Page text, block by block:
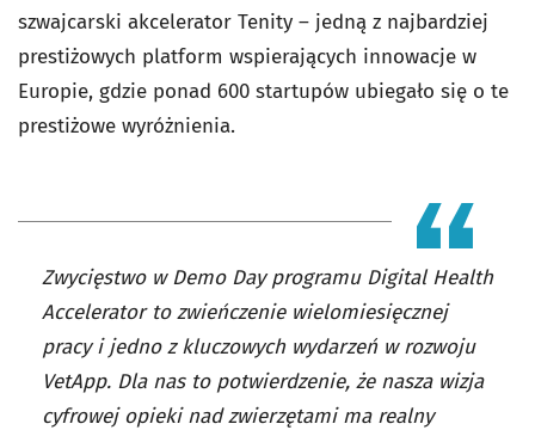
szwajcarski akcelerator Tenity – jedną z najbardziej
prestiżowych platform wspierających innowacje w
Europie, gdzie ponad 600 startupów ubiegało się o te
prestiżowe wyróżnienia.
Zwycięstwo w Demo Day programu Digital Health
Accelerator to zwieńczenie wielomiesięcznej
pracy i jedno z kluczowych wydarzeń w rozwoju
VetApp. Dla nas to potwierdzenie, że nasza wizja
cyfrowej opieki nad zwierzętami ma realny